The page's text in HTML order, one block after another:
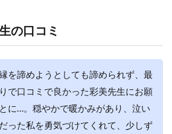
の口コミ
を諦めようとしても諦められず、最
で口コミで良かった彩美先生にお願
に…。穏やかで暖かみがあり、泣い
った私を勇気づけてくれて、少しず